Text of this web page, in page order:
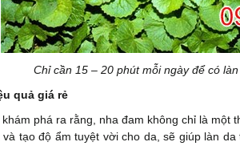
Chỉ cần 15 – 20 phút mỗi ngày để có
quả giá rẻ
phá ra rằng, nha đam không chỉ là
tạo độ ẩm tuyệt vời cho da, sẽ giúp làn